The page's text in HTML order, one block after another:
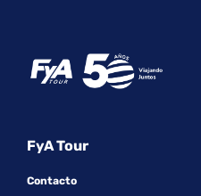
FyA Tour
Contacto